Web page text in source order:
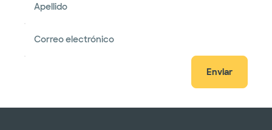
Apellido
Correo electrónico
Enviar